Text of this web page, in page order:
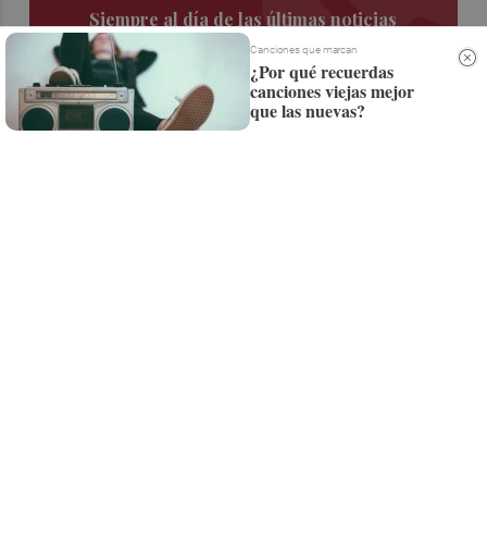
Siempre al día de las últimas noticias
¡Quiero suscribirme!
Canciones que marcan
¿Por qué recuerdas
canciones viejas mejor
que las nuevas?